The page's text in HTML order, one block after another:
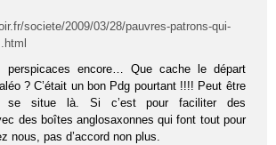
societe/2009/03/28/pauvres-patrons-qui-
perspicaces encore… Que cache le départ
? C’était un bon Pdg pourtant !!!! Peut être
se situe là. Si c’est pour faciliter des
des boîtes anglosaxonnes qui font tout pour
nous, pas d’accord non plus.